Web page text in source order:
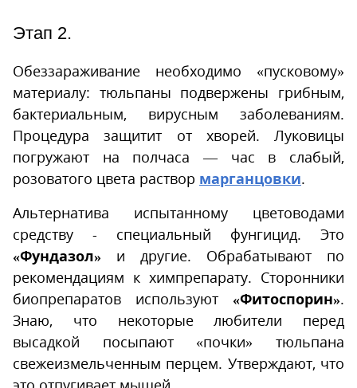
Этап 2.
Обеззараживание необходимо «пусковому»
материалу: тюльпаны подвержены грибным,
бактериальным, вирусным заболеваниям.
Процедура защитит от хворей. Луковицы
погружают на полчаса — час в слабый,
розоватого цвета раствор марганцовки.
Альтернатива испытанному цветоводами
средству - специальный фунгицид. Это
«Фундазол» и другие. Обрабатывают по
рекомендациям к химпрепарату. Сторонники
биопрепаратов используют «Фитоспорин».
Знаю, что некоторые любители перед
высадкой посыпают «почки» тюльпана
свежеизмельченным перцем. Утверждают, что